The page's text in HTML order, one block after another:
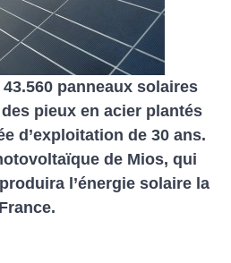
panneaux solaires
pieux en acier plantés
d’exploitation de 30 ans.
de Mios, qui
l’énergie solaire la